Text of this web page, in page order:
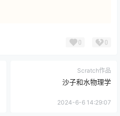
0 0
Scratch作品
沙子和水物理学
2024-6-6 14:29:07